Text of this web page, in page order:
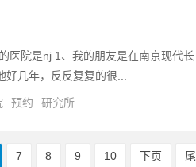
医院是nj 1、我的朋友是在南京现代长
几年，反反复复的很...
预约 研究所
7 8 9 10 下页